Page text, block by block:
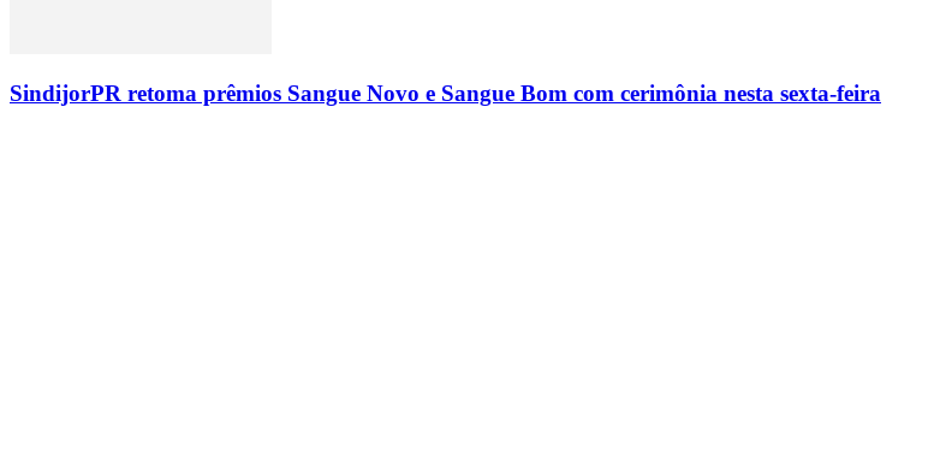
SindijorPR retoma prêmios Sangue Novo e Sangue Bom com cerimônia nesta sexta-feira